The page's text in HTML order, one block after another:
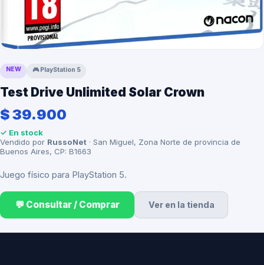
NEW 🎮 PlayStation 5
Test Drive Unlimited Solar Crown
$ 39.900
✓ En stock
Vendido por RussoNet · San Miguel, Zona Norte de provincia de
Buenos Aires, CP: B1663
Juego físico para PlayStation 5.
💬 Consultar / Comprar Ver en la tienda